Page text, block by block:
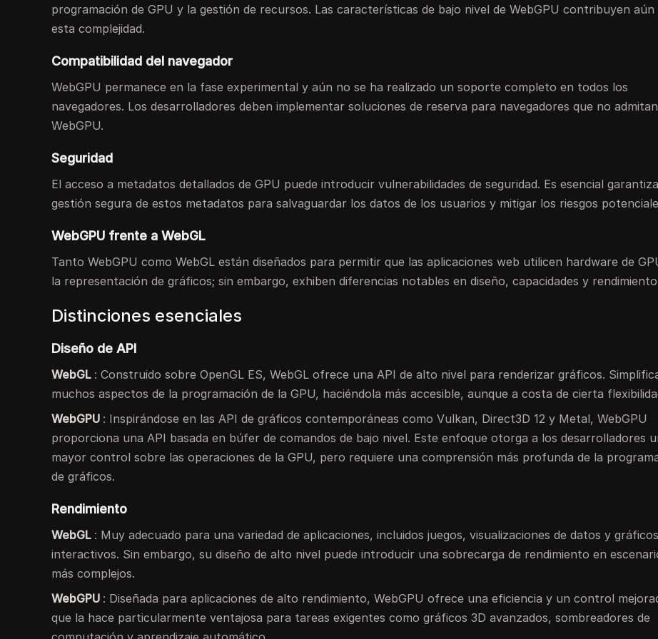
programación de GPU y la gestión de recursos. Las características de bajo nivel de WebGPU contribuyen aún
esta complejidad.
Compatibilidad del navegador
WebGPU permanece en la fase experimental y aún no se ha realizado un soporte completo en todos los
navegadores. Los desarrolladores deben implementar soluciones de reserva para navegadores que no admitan
WebGPU.
Seguridad
El acceso a metadatos detallados de GPU puede introducir vulnerabilidades de seguridad. Es esencial
gestión segura de estos metadatos para salvaguardar los datos de los usuarios y mitigar los riesgos
WebGPU frente a WebGL
Tanto WebGPU como WebGL están diseñados para permitir que las aplicaciones web utilicen hardware de
la representación de gráficos; sin embargo, exhiben diferencias notables en diseño, capacidades y
Distinciones esenciales
Diseño de API
WebGL : Construido sobre OpenGL ES, WebGL ofrece una API de alto nivel para renderizar gráficos.
muchos aspectos de la programación de la GPU, haciéndola más accesible, aunque a costa de cierta
WebGPU : Inspirándose en las API de gráficos contemporáneas como Vulkan, Direct3D 12 y Metal, WebGPU
proporciona una API basada en búfer de comandos de bajo nivel. Este enfoque otorga a los desarrolladores
mayor control sobre las operaciones de la GPU, pero requiere una comprensión más profunda de la
de gráficos.
Rendimiento
WebGL : Muy adecuado para una variedad de aplicaciones, incluidos juegos, visualizaciones de datos y gráficos
interactivos. Sin embargo, su diseño de alto nivel puede introducir una sobrecarga de rendimiento en
más complejos.
WebGPU : Diseñada para aplicaciones de alto rendimiento, WebGPU ofrece una eficiencia y un control
que la hace particularmente ventajosa para tareas exigentes como gráficos 3D avanzados, sombreadores de